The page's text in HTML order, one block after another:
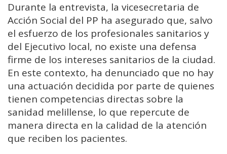
Durante la entrevista, la vicesecretaria de
Acción Social del PP ha asegurado que, salvo
el esfuerzo de los profesionales sanitarios y
del Ejecutivo local, no existe una defensa
firme de los intereses sanitarios de la ciudad.
En este contexto, ha denunciado que no hay
una actuación decidida por parte de quienes
tienen competencias directas sobre la
sanidad melillense, lo que repercute de
manera directa en la calidad de la atención
que reciben los pacientes.